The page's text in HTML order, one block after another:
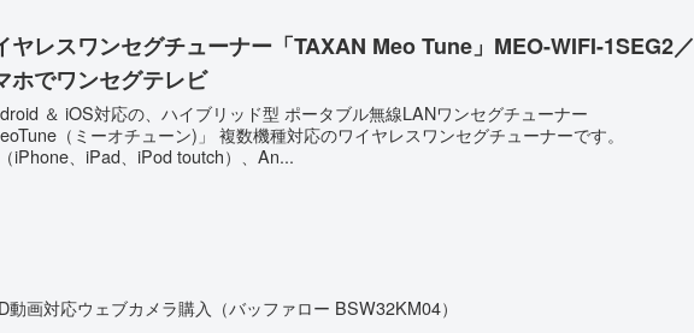
ヤレスワンセグチューナー「TAXAN Meo Tune」MEO-WIFI-1SEG2／
ホでワンセグテレビ
＆ iOS対応の、ハイブリッド型 ポータブル無線LANワンセグチューナー
（ミーオチューン)」 複数機種対応のワイヤレスワンセグチューナーです。
iPhone、iPad、iPod toutch）、An...
動画対応ウェブカメラ購入（バッファロー BSW32KM04）